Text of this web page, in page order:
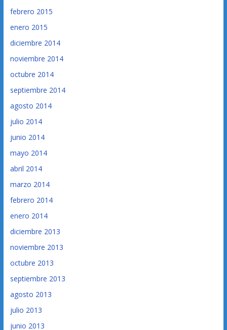
febrero 2015
enero 2015
diciembre 2014
noviembre 2014
octubre 2014
septiembre 2014
agosto 2014
julio 2014
junio 2014
mayo 2014
abril 2014
marzo 2014
febrero 2014
enero 2014
diciembre 2013
noviembre 2013
octubre 2013
septiembre 2013
agosto 2013
julio 2013
junio 2013